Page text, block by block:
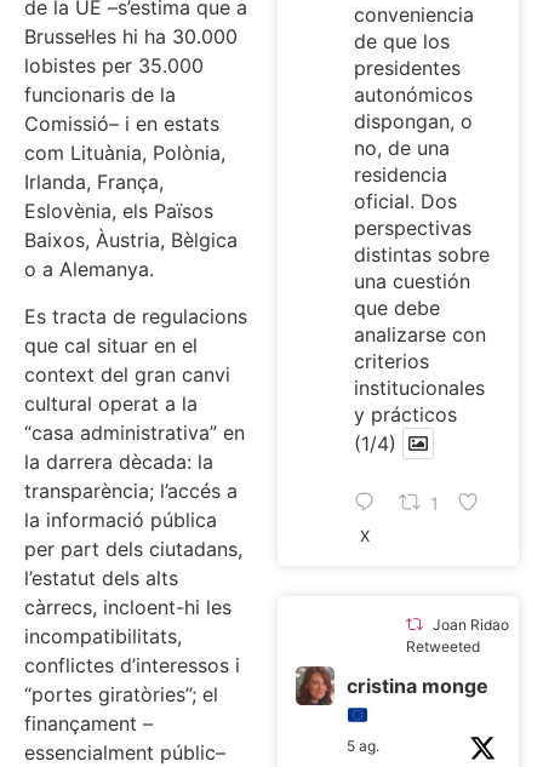
de la UE –s’estima que a
Brussel·les hi ha 30.000
lobistes per 35.000
funcionaris de la
Comissió– i en estats
com Lituània, Polònia,
Irlanda, França,
Eslovènia, els Països
Baixos, Àustria, Bèlgica
o a Alemanya.
Es tracta de regulacions
que cal situar en el
context del gran canvi
cultural operat a la
“casa administrativa” en
la darrera dècada: la
transparència; l’accés a
la informació pública
per part dels ciutadans,
l’estatut dels alts
càrrecs, incloent-hi les
incompatibilitats,
conflictes d’interessos i
“portes giratòries”; el
finançament –
essencialment públic–
conveniencia
de que los
presidentes
autonómicos
dispongan, o
no, de una
residencia
oficial. Dos
perspectivas
distintas sobre
una cuestión
que debe
analizarse con
criterios
institucionales
y prácticos
(1/4)
1
X
Joan Ridao
Retweeted
cristina monge
5 ag.